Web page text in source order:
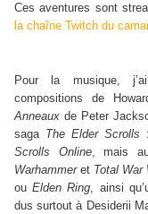
Ces aventures sont
la chaîne Twitch du
Pour la musique,
compositions de
Anneaux de Peter
saga The Elder Scrolls
Scrolls Online, mais
Warhammer et Total War
ouElden Ring, ainsi
dus surtout à Desiderii